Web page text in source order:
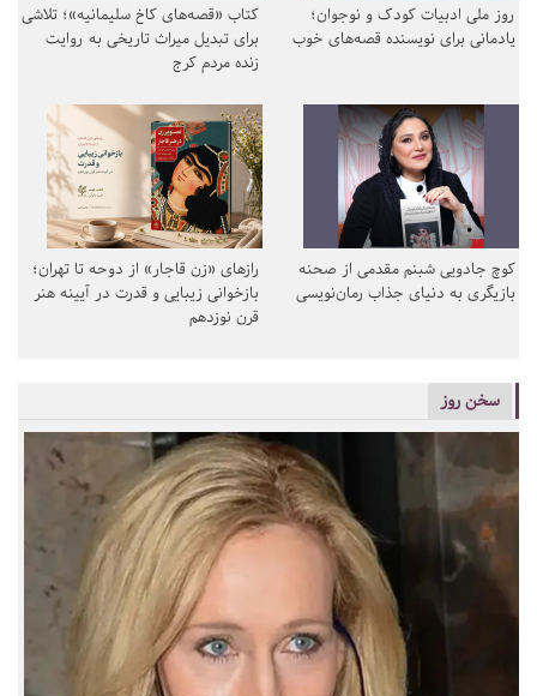
روز ملی ادبیات کودک و نوجوان؛
یادمانی برای نویسنده قصه‌های خوب
کتاب «قصه‌های کاخ سلیمانیه»؛ تلاشی
برای تبدیل میراث تاریخی به روایت
زنده مردم کرج
کوچ جادویی شبنم مقدمی از صحنه
بازیگری به دنیای جذاب رمان‌نویسی
رازهای «زن قاجار» از دوحه تا تهران؛
بازخوانی زیبایی و قدرت در آیینه هنر
قرن نوزدهم
سخن روز